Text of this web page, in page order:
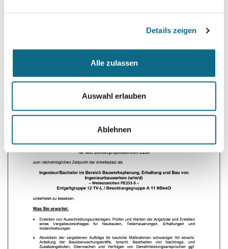
Details zeigen
Alle zulassen
Auswahl erlauben
Ablehnen
Niedersächsische Landesbehörde für Straßenbau und Verkehr